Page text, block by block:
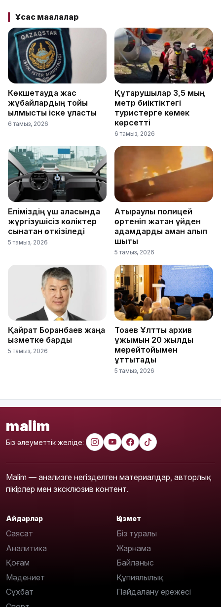
Ұқсас мақалалар
Көкшетауда жас
жұбайлардың тойы
қылмыстық іске ұласты
6 тамыз, 2026
Құтқарушылар 3,5 мың
метр биіктіктегі
туристерге көмек
көрсетті
6 тамыз, 2026
Еліміздің үш қаласында
жүргізушісіз көліктер
сынақтан өткізіледі
5 тамыз, 2026
Атыраулық полицей
өртеніп жатқан үйден
адамдарды аман алып
шықты
5 тамыз, 2026
Қайрат Боранбаев жаңа
қызметке барды
5 тамыз, 2026
Тоқаев Ұлттық архив
ұжымын 20 жылдық
мерейтойымен
құттықтады
5 тамыз, 2026
malim
Біз әлеуметтік желіде:
Malim — анализге негізделген материалдар, авторлық
пікірлер мен эксклюзив контент.
Айдарлар
Саясат
Аналитика
Қоғам
Мәдениет
Сұхбат
Қызмет
Біз туралы
Жарнама
Байланыс
Құпиялылық
Пайдалану ережесі